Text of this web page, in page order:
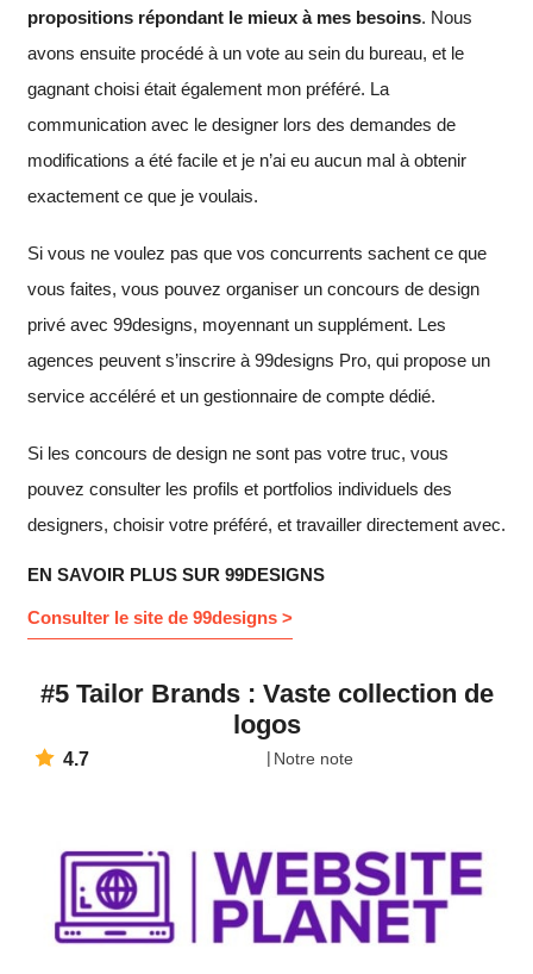
propositions répondant le mieux à mes besoins. Nous
avons ensuite procédé à un vote au sein du bureau, et le
gagnant choisi était également mon préféré. La
communication avec le designer lors des demandes de
modifications a été facile et je n’ai eu aucun mal à obtenir
exactement ce que je voulais.
Si vous ne voulez pas que vos concurrents sachent ce que
vous faites, vous pouvez organiser un concours de design
privé avec 99designs, moyennant un supplément. Les
agences peuvent s’inscrire à 99designs Pro, qui propose un
service accéléré et un gestionnaire de compte dédié.
Si les concours de design ne sont pas votre truc, vous
pouvez consulter les profils et portfolios individuels des
designers, choisir votre préféré, et travailler directement avec.
EN SAVOIR PLUS SUR 99DESIGNS
Consulter le site de 99designs >
#5 Tailor Brands : Vaste collection de
logos
4.7 Notre note